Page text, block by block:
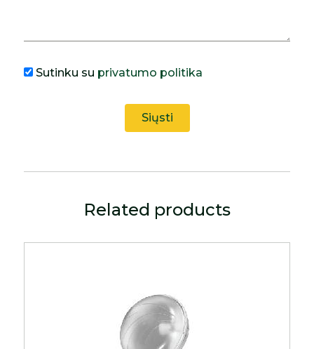
Sutinku su privatumo politika
Related products